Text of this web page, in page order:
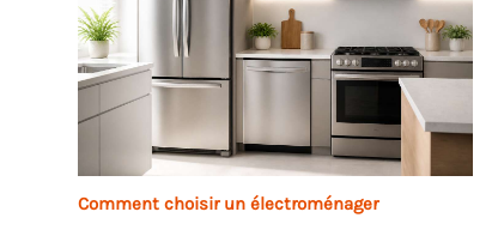
Comment choisir un électroménager